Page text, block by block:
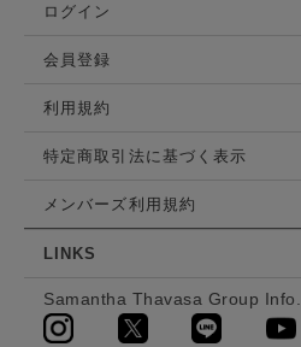
ログイン
会員登録
利用規約
特定商取引法に基づく表示
メンバーズ利用規約
LINKS
Samantha Thavasa Group Info.